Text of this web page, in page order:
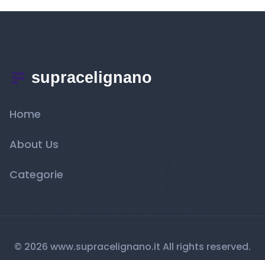
Home
About Us
Categorie
© 2026 www.supracelignano.it All rights reserved.